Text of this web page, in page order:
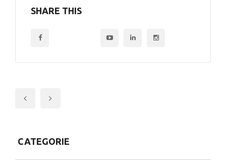
SHARE THIS
CATEGORIE